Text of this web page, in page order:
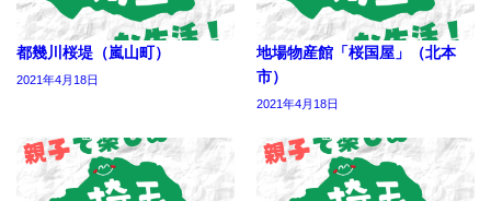
都幾川桜堤（嵐山町）
2021年4月18日
地場物産館「桜国屋」（北本
市）
2021年4月18日